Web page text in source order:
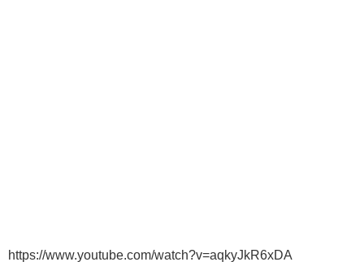
https://www.youtube.com/watch?v=aqkyJkR6xDA